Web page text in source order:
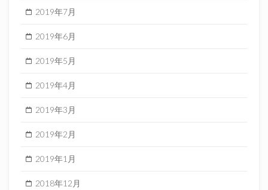
2019年7月
2019年6月
2019年5月
2019年4月
2019年3月
2019年2月
2019年1月
2018年12月